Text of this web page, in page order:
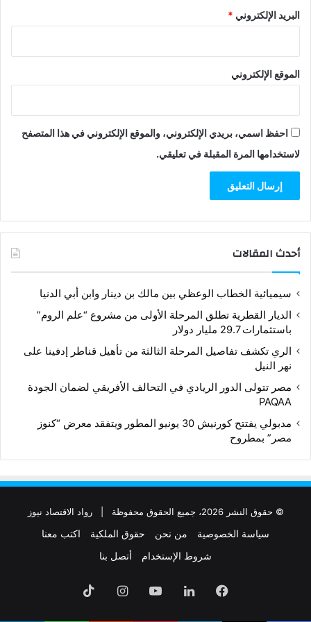
البريد الإلكتروني *
الموقع الإلكتروني
احفظ اسمي، بريدي الإلكتروني، والموقع الإلكتروني في هذا المتصفح
لاستخدامها المرة المقبلة في تعليقي.
أحدث المقالات
سيميائية الخطاب الوعظي بين مالك بن دينار وابن أبي الدنيا
الديار القطرية تطلق المرحلة الأولى من مشروع “علم الروم”
باستثمارات 29.7 مليار دولار
الري تكشف تفاصيل المرحلة الثالثة من تأهيل قناطر إدفينا على
نهر النيل
مصر تتولى الدور الريادي في التحالف الأفريقي لضمان الجودة
PAQAA
مدبولي يفتتح كورنيش 30 يونيو المطور ويتفقد معرض “كنوز
مصر” بمطروح
© حقوق النشر 2026، جميع الحقوق محفوظة | رواد الاقتصاد نيوز
سياسة الخصوصية من نحن حقوق الملكية
اكتب معنا
شروط الإستخدام
أتصل بنا
فيسبوكلينكدإن‫YouTubeانستقرام